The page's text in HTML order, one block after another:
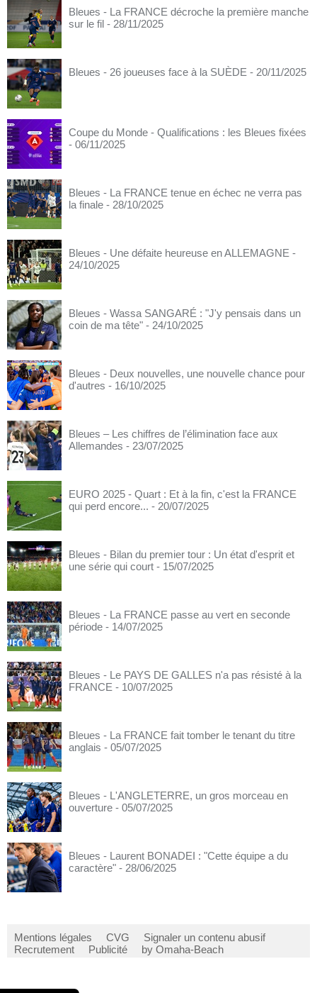
Bleues - La FRANCE décroche la première manche
sur le fil - 28/11/2025
Bleues - 26 joueuses face à la SUÈDE - 20/11/2025
Coupe du Monde - Qualifications : les Bleues fixées
- 06/11/2025
Bleues - La FRANCE tenue en échec ne verra pas
la finale - 28/10/2025
Bleues - Une défaite heureuse en ALLEMAGNE -
24/10/2025
Bleues - Wassa SANGARÉ : "J'y pensais dans un
coin de ma tête" - 24/10/2025
Bleues - Deux nouvelles, une nouvelle chance pour
d'autres - 16/10/2025
Bleues – Les chiffres de l’élimination face aux
Allemandes - 23/07/2025
EURO 2025 - Quart : Et à la fin, c'est la FRANCE
qui perd encore... - 20/07/2025
Bleues - Bilan du premier tour : Un état d'esprit et
une série qui court - 15/07/2025
Bleues - La FRANCE passe au vert en seconde
période - 14/07/2025
Bleues - Le PAYS DE GALLES n'a pas résisté à la
FRANCE - 10/07/2025
Bleues - La FRANCE fait tomber le tenant du titre
anglais - 05/07/2025
Bleues - L'ANGLETERRE, un gros morceau en
ouverture - 05/07/2025
Bleues - Laurent BONADEI : "Cette équipe a du
caractère" - 28/06/2025
Mentions légales CVG
Signaler un contenu abusif
Recrutement
Publicité by Omaha-Beach